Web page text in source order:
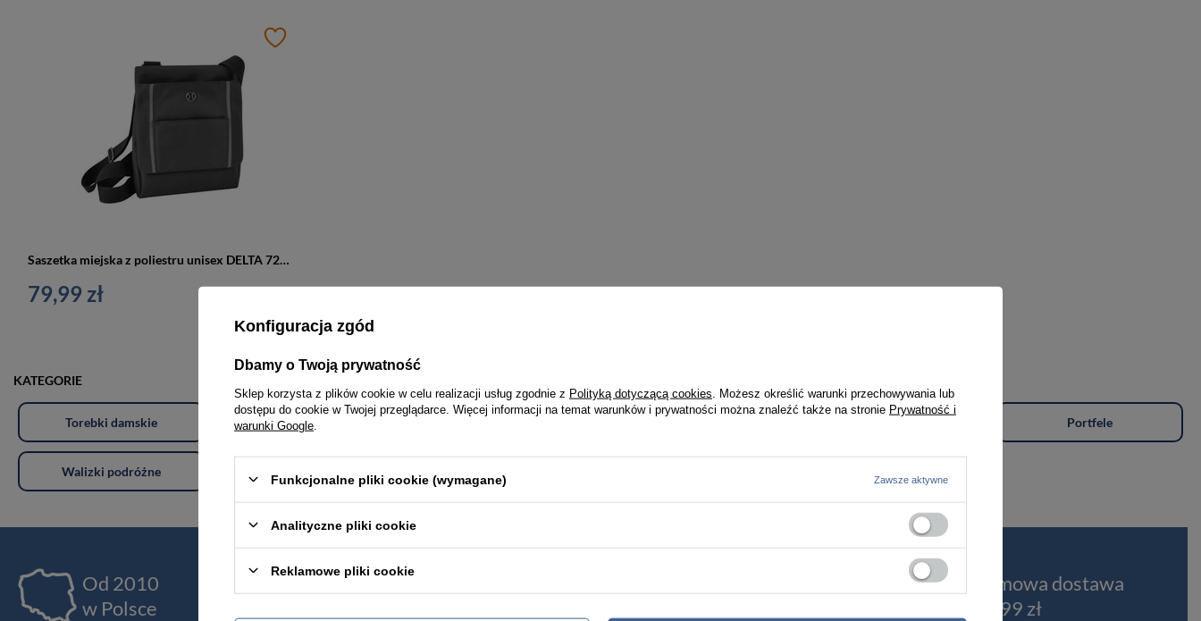
Saszetka miejska z poliestru unisex DELTA 7233 NE listonoszka na ramię czarna
79,99 zł
KATEGORIE
Torebki damskie Torby damskie Portfele
Walizki podróżne
Od 2010
w Polsce
Jakość
Darmowa dostawa
od 399 zł
Konfiguracja zgód
Dbamy o Twoją prywatność
Sklep korzysta z plików cookie w celu realizacji usług zgodnie z Polityką dotyczącą cookies . Możesz określić warunki przechowywania lub
dostępu do cookie w Twojej przeglądarce. Więcej informacji na temat warunków i prywatności można znaleźć także na stronie Prywatność i
warunki Google
Funkcjonalne pliki cookie (wymagane) Zawsze aktywne
Analityczne pliki cookie
Reklamowe pliki cookie